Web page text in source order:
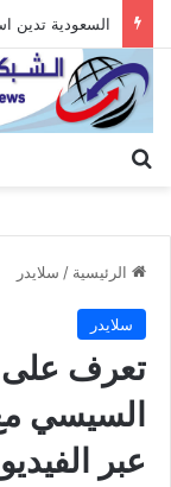
السعودية تدين
الرئيسية / سلايدر
سلايدر
تعرف على
السيسي
عبر